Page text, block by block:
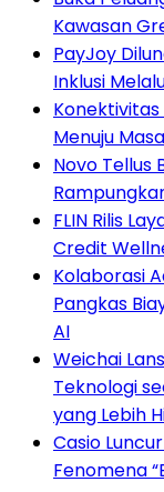
Kawasan
PayJoy
Inklusi
Konektivitas
Menuju
Novo Tellus
FLIN Rilis
Credit
Kolaborasi
Pangkas
AI
Weichai
Teknologi
yang Lebih
Casio
Fenomena